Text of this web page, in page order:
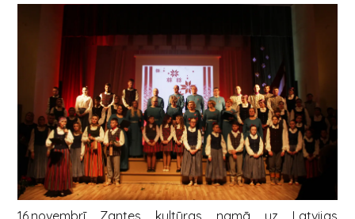
16.novembrī Zantes kultūras namā uz Latvijas